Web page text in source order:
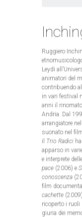
Ruggiero
Leydi
animatori del
contribuendo
in vari festival
anni il
Andria. Dal
arrangiatore
suonato nel
il Trio Radici
apparso in
e interprete
pace (2006) e
conoscenza
film
cachette
ricoperto i ruoli
giuria dei